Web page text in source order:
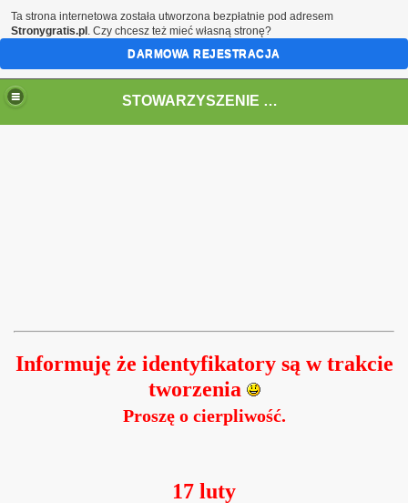
STOWARZYSZENIE EKOLOGICZNO- KULTURALNE "PAKLA"
Informuję że identyfikatory są w trakcie
tworzenia
Proszę o cierpliwość.
17 luty
Ta strona internetowa została utworzona bezpłatnie pod adresem
Stronygratis.pl . Czy chcesz też mieć własną stronę?
DARMOWA REJESTRACJA